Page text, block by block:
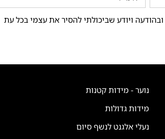
ויודע שביכולתי להסיר את עצמי בכל עת
נוער - מידות קטנות
מידות גדולות
נעלי אלגנט לנשף סיום